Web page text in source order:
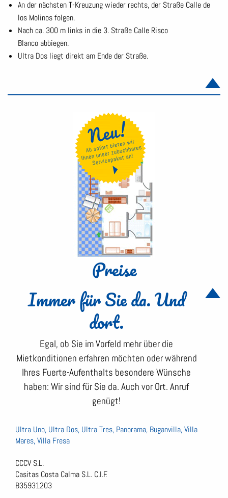
An der nächsten T-Kreuzung wieder rechts, der Straße Calle de
los Molinos folgen.
Nach ca. 300 m links in die 3. Straße Calle Risco
Blanco abbiegen.
Ultra Dos liegt direkt am Ende der Straße.
Preise
Immer für Sie da. Und
dort.
Egal, ob Sie im Vorfeld mehr über die
Mietkonditionen erfahren möchten oder während
Ihres Fuerte-Aufenthalts besondere Wünsche
haben: Wir sind für Sie da. Auch vor Ort. Anruf
genügt!
Ultra Uno, Ultra Dos, Ultra Tres, Panorama, Buganvilla, Villa
Mares, Villa Fresa
CCCV S.L.
Casitas Costa Calma S.L. C.I.F.
B35931203